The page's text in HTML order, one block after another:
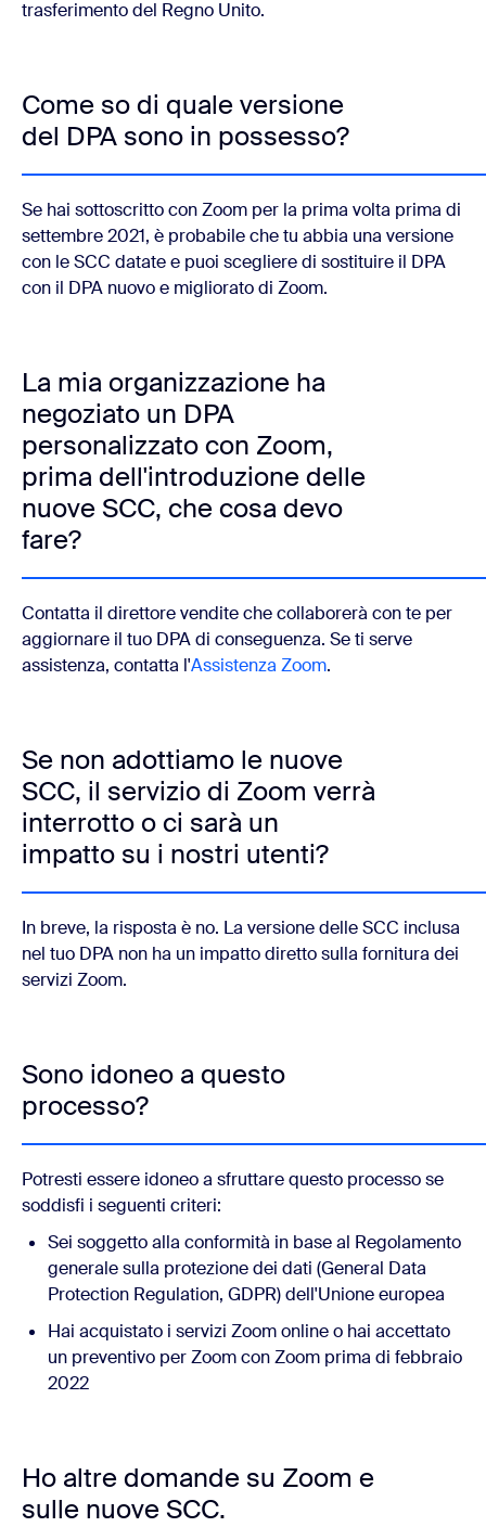
trasferimento del Regno Unito.
Come so di quale versione
del DPA sono in possesso?
Se hai sottoscritto con Zoom per la prima volta prima di
settembre 2021, è probabile che tu abbia una versione
con le SCC datate e puoi scegliere di sostituire il DPA
con il DPA nuovo e migliorato di Zoom.
La mia organizzazione ha
negoziato un DPA
personalizzato con Zoom,
prima dell'introduzione delle
nuove SCC, che cosa devo
fare?
Contatta il direttore vendite che collaborerà con te per
aggiornare il tuo DPA di conseguenza. Se ti serve
assistenza, contatta l'Assistenza Zoom.
Se non adottiamo le nuove
SCC, il servizio di Zoom verrà
interrotto o ci sarà un
impatto su i nostri utenti?
In breve, la risposta è no. La versione delle SCC inclusa
nel tuo DPA non ha un impatto diretto sulla fornitura dei
servizi Zoom.
Sono idoneo a questo
processo?
Potresti essere idoneo a sfruttare questo processo se
soddisfi i seguenti criteri:‎
Sei soggetto alla conformità in base al Regolamento
generale sulla protezione dei dati (General Data
Protection Regulation, GDPR) dell'Unione europea
Hai acquistato i servizi Zoom online o hai accettato
un preventivo per Zoom con Zoom prima di febbraio
2022
Ho altre domande su Zoom e
sulle nuove SCC.